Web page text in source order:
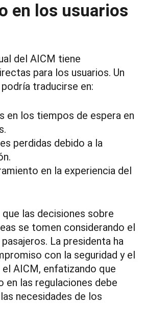
en los usuarios
del AICM tiene
para los usuarios. Un
traducirse en:
en los tiempos de espera en
perdidas debido a la
en la experiencia del
las decisiones sobre
se tomen considerando el
La presidenta ha
con la seguridad y el
AICM, enfatizando que
en las regulaciones debe
necesidades de los